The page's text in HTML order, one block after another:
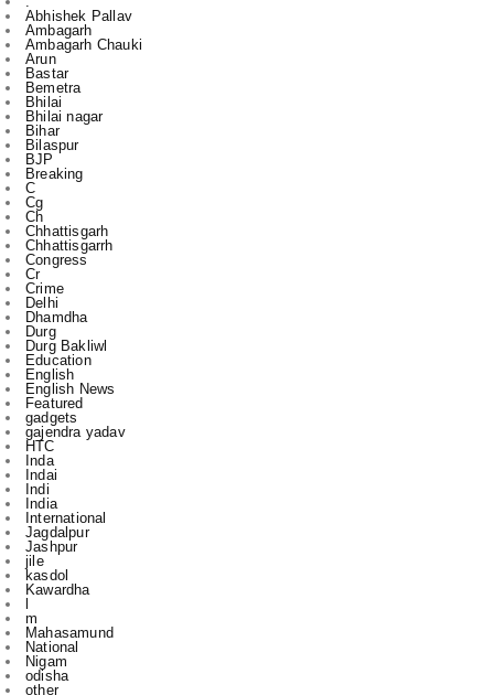
Bastar
Bemetra
Bhilai
Bhilai nagar
Bihar
Bilaspur
BJP
Breaking
C
Cg
Ch
Chhattisgarh
Chhattisgarrh
Congress
Cr
Crime
Delhi
Dhamdha
Durg
Durg Bakliwl
Education
English
English News
Featured
gadgets
gajendra yadav
HTC
Inda
Indai
Indi
India
International
Jagdalpur
Jashpur
jile
kasdol
Kawardha
l
m
Mahasamund
National
Nigam
odisha
other
Police
Politics
r
Raipur